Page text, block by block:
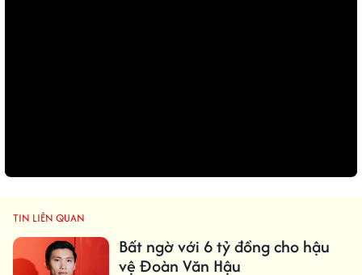
TIN LIÊN QUAN
Bất ngờ với 6 tỷ đồng cho hậu
vệ Đoàn Văn Hậu